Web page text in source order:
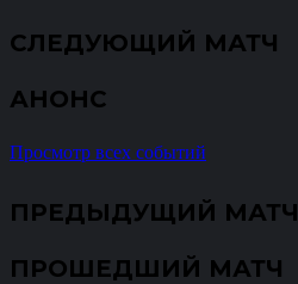
СЛЕДУЮЩИЙ МАТЧ
АНОНС
Просмотр всех событий
ПРЕДЫДУЩИЙ МАТЧ
ПРОШЕДШИЙ МАТЧ